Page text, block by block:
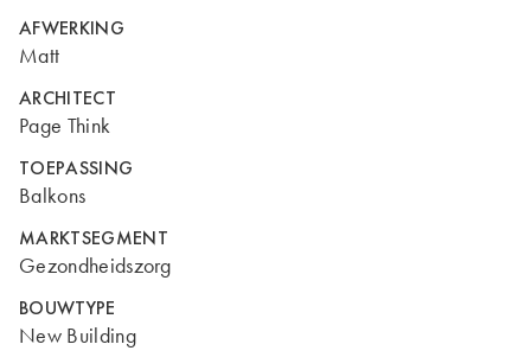
AFWERKING
Matt
ARCHITECT
Page Think
TOEPASSING
Balkons
MARKTSEGMENT
Gezondheidszorg
BOUWTYPE
New Building